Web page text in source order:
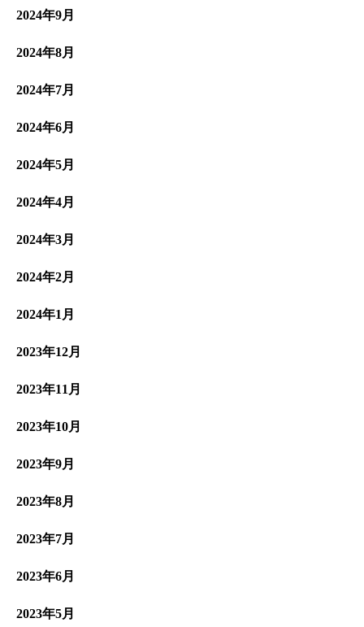
2024年9月
2024年8月
2024年7月
2024年6月
2024年5月
2024年4月
2024年3月
2024年2月
2024年1月
2023年12月
2023年11月
2023年10月
2023年9月
2023年8月
2023年7月
2023年6月
2023年5月